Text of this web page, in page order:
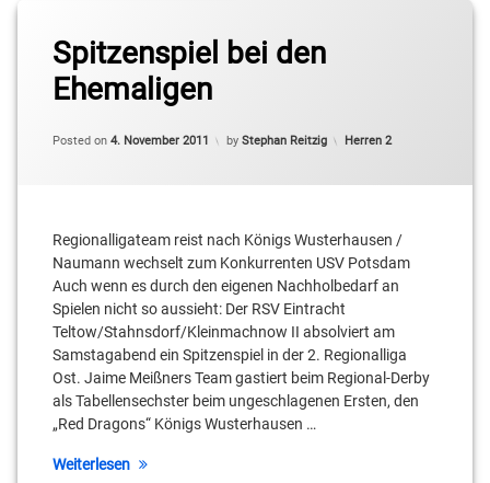
Spitzenspiel bei den
Ehemaligen
Posted on 4. November 2011 by Stephan Reitzig Categories:
Herren 2
Regionalligateam reist nach Königs Wusterhausen /
Naumann wechselt zum Konkurrenten USV Potsdam
Auch wenn es durch den eigenen Nachholbedarf an
Spielen nicht so aussieht: Der RSV Eintracht
Teltow/Stahnsdorf/Kleinmachnow II absolviert am
Samstagabend ein Spitzenspiel in der 2. Regionalliga
Ost. Jaime Meißners Team gastiert beim Regional-Derby
als Tabellensechster beim ungeschlagenen Ersten, den
„Red Dragons“ Königs Wusterhausen …
Weiterlesen
Adrian
Pawliszyn
Jakob
Ndi
Maik
Hasselberg
Oben
Ebot-
Etchi
Oliver